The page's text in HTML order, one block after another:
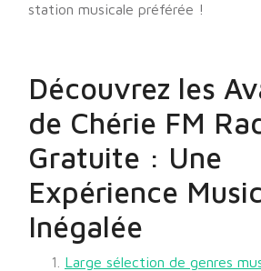
station musicale préférée !
Découvrez les
de Chérie FM
Gratuite : Une
Expérience
Inégalée
Large sélection de genres